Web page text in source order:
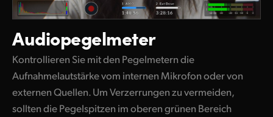
Audiopegelmeter
Kontrollieren Sie mit den Pegelmetern die
Aufnahmelautstärke vom internen Mikrofon oder von
externen Quellen. Um Verzerrungen zu vermeiden,
sollten die Pegelspitzen im oberen grünen Bereich